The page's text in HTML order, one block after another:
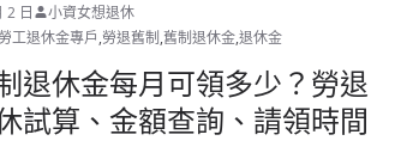
2 日
小資女想退休
工退休金專戶,勞退舊制,舊制退休金,退休金
退休金每月可領多少？勞退
試算、金額查詢、請領時間